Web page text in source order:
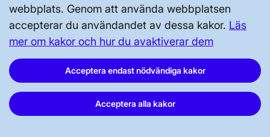
webbplats. Genom att använda webbplatsen
accepterar du användandet av dessa kakor. Läs
mer om kakor och hur du avaktiverar dem
Acceptera endast nödvändiga kakor
Acceptera alla kakor
Svenska kraftnät, Box 1200, 172 24
Tillgänglighetsredogörelse